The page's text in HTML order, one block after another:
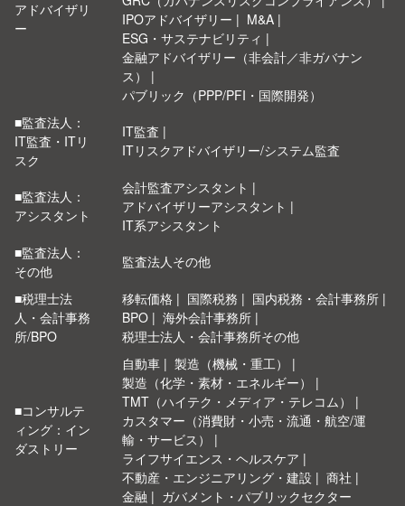
アドバイザリ
ー
IPOアドバイザリー
M&A
ESG・サステナビリティ
金融アドバイザリー（非会計／非ガバナン
ス）
パブリック（PPP/PFI・国際開発）
■監査法人：
IT監査・ITリ
スク
IT監査
ITリスクアドバイザリー/システム監査
■監査法人：
アシスタント
会計監査アシスタント
アドバイザリーアシスタント
IT系アシスタント
■監査法人：
その他
監査法人その他
■税理士法
人・会計事務
所/BPO
移転価格 国際税務
国内税務・会計事務所
BPO
海外会計事務所
税理士法人・会計事務所その他
■コンサルテ
ィング：イン
ダストリー
自動車
製造（機械・重工）
製造（化学・素材・エネルギー）
TMT（ハイテク・メディア・テレコム）
カスタマー（消費財・小売・流通・航空/運
輸・サービス）
ライフサイエンス・ヘルスケア
不動産・エンジニアリング・建設
商社
金融
ガバメント・パブリックセクター